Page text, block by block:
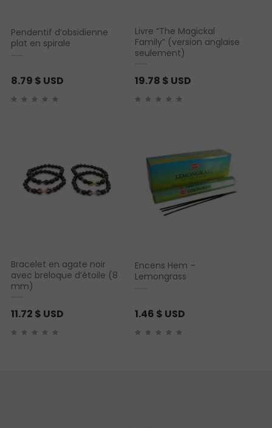
Pendentif d’obsidienne
plat en spirale
8.79 $ USD
Livre “The Magickal
Family” (version anglaise
seulement)
19.78 $ USD
Bracelet en agate noir
avec breloque d’étoile (8
mm)
11.72 $ USD
Encens Hem –
Lemongrass
1.46 $ USD